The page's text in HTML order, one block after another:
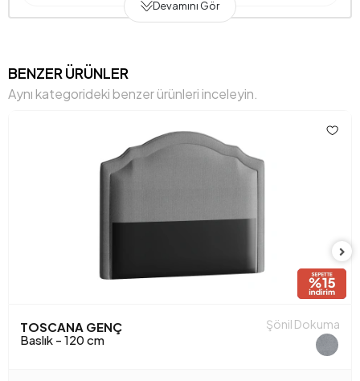
Yükseklik (mm)
Kumaş Adı Kadife Dokulu
Devamını Gör
BENZER ÜRÜNLER
Aynı kategorideki benzer ürünleri inceleyin.
TOSCANA GENÇ
Baslık - 120 cm
Şönil Dokuma